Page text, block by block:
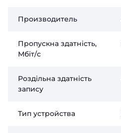
Производитель
Пропускна здатність,
Мбіт/с
Роздільна здатність
запису
Тип устройства